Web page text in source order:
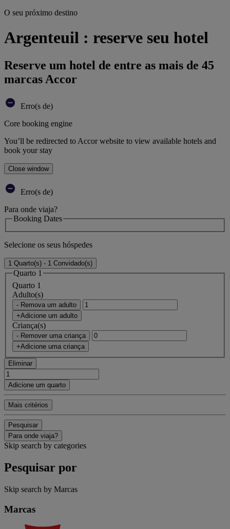
O seu próximo destino
Argenteuil : reserve seu hotel
Reserve um hotel de entre as mais de 45
marcas Accor
Erro(s de)
Core booking engine
You’ll be redirected to Accor website to view available hotels and
book your stay
Close window
Erro(s de)
Para onde viaja?
Booking Dates
Selecione os seus hóspedes
1 Quarto(s) - 1 Convidado(s)
Quarto 1
Quarto 1
Adulto(s)
- Remova um adulto
+Adicione um adulto
Criança(s)
- Remover uma criança
+Adicione uma criança
Eliminar
Adicione um quarto
Mais critérios
Pesquisar
Para onde viaja?
Skip search by categories
Pesquisar por
Skip search by Marcas
Marcas